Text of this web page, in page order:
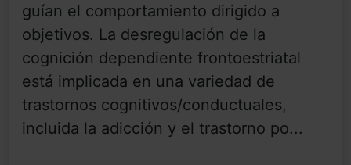
guían el comportamiento dirigido a
objetivos. La desregulación de la
cognición dependiente frontoestriatal
está implicada en una variedad de
trastornos cognitivos/conductuales,
incluida la adicción y el trastorno po...